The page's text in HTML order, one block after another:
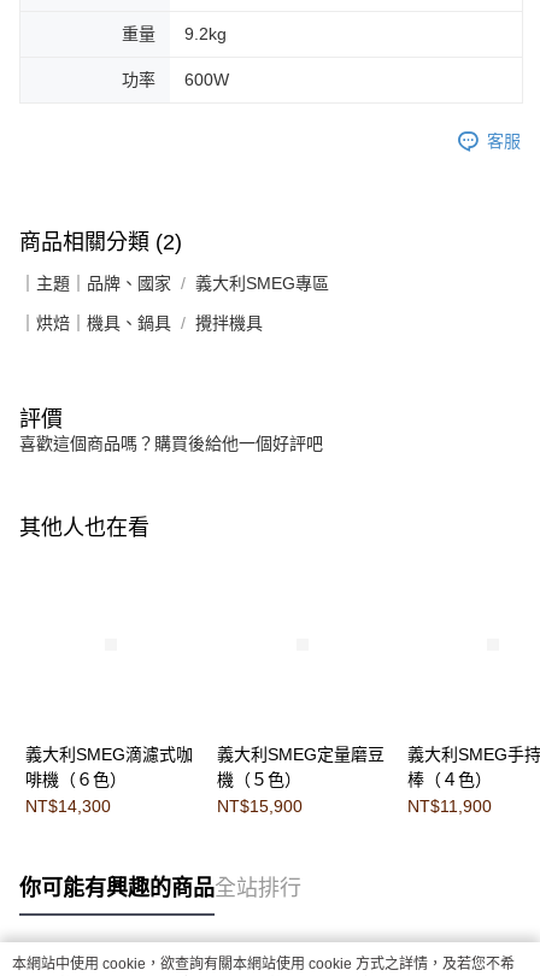
重量 9.2kg
功率 600W
客服
商品相關分類 (2)
｜主題｜品牌、國家 義大利SMEG專區
｜烘焙｜機具、鍋具 攪拌機具
評價
喜歡這個商品嗎？購買後給他一個好評吧
其他人也在看
義大利SMEG滴濾式咖
啡機（６色）
NT$14,300
義大利SMEG定量磨豆
機（５色）
NT$15,900
義大利SMEG手
棒（４色）
NT$11,900
你可能有興趣的商品全站排行
本網站中使用 cookie，欲查詢有關本網站使用 cookie 方式之詳情，及若您不希